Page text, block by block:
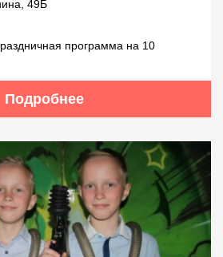
49Б
программа на 10
Подробнее